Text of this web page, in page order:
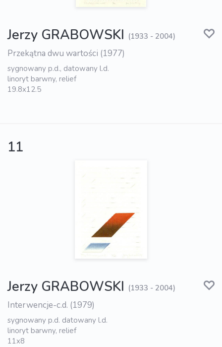
Jerzy GRABOWSKI (1933 - 2004)
Przekątna dwu wartości (1977)
sygnowany p.d., datowany l.d.
linoryt barwny, relief
19.8x12.5
11
Jerzy GRABOWSKI (1933 - 2004)
Interwencje-c.d. (1979)
sygnowany p.d. datowany l.d.
linoryt barwny, relief
11x8